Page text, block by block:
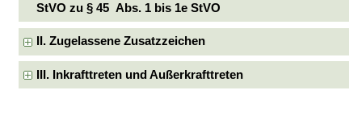
StVO zu § 45 Abs. 1 bis 1e StVO
II. Zugelassene Zusatzzeichen
III. Inkrafttreten und Außerkrafttreten